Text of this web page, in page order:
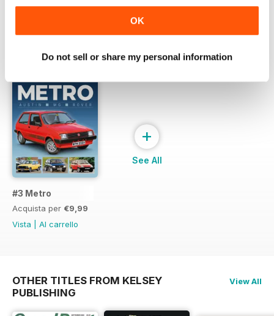
OK
Do not sell or share my personal information
#3 Metro
Acquista per €9,99
Vista
Al carrello
+
See All
OTHER TITLES FROM KELSEY
PUBLISHING
View All